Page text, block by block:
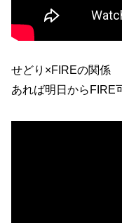
せどり×FIREの関係
あれば明日からFIRE